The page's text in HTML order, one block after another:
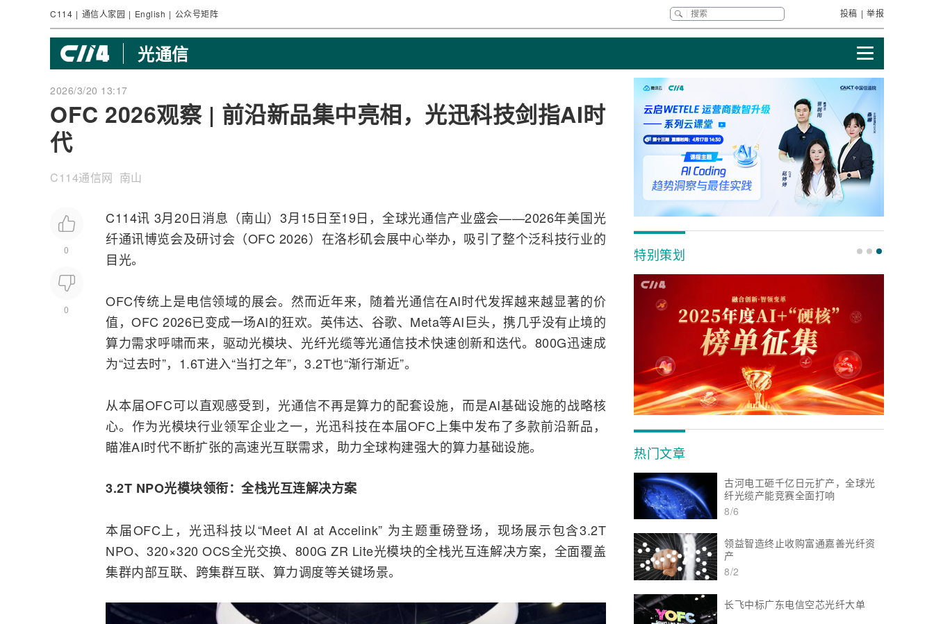
C114 | 通信人家园 | English | 公众号矩阵 投稿 | 举报
光通信
2026/3/20 13:17
OFC 2026观察 | 前沿新品集中亮相，光迅科技剑指AI时
代
C114通信网 南山
0
0
C114讯 3月20日消息（南山）3月15日至19日，全球光通信产业盛会——2026年美国光
纤通讯博览会及研讨会（OFC 2026）在洛杉矶会展中心举办，吸引了整个泛科技行业的
目光。
OFC传统上是电信领域的展会。然而近年来，随着光通信在AI时代发挥越来越显著的价
值，OFC 2026已变成一场AI的狂欢。英伟达、谷歌、Meta等AI巨头，携几乎没有止境的
算力需求呼啸而来，驱动光模块、 光纤光缆等光通信技术快速创新和迭代。800G迅速成
为“过去时”，1.6T进入“当打之年”，3.2T也“渐行渐近”。
从本届OFC可以直观感受到，光通信不再是算力的配套设施，而是AI基础设施的战略核
心。作为光模块行业领军企业之一， 光迅科技在本届OFC上集中发布了多款前沿新品，
瞄准AI时代不断扩张的高速光互联需求，助力全球构建强大的算力基础设施。
3.2T NPO光模块领衔：全栈光互连解决方案
本届OFC上，光迅科技以“Meet AI at Accelink” 为主题重磅登场，现场展示包含3.2T
NPO、320×320 OCS全光交换、800G ZR Lite光模块的全栈光互连解决方案，全面覆盖
集群内部互联、跨集群互联、算力调度等关键场景。
特别策划
热门文章
古河电工砸千亿日元扩产，全球光
纤光缆产能竞赛全面打响
8/6
领益智造终止收购富通嘉善光纤资
产
8/2
长飞中标广东电信空芯光纤大单